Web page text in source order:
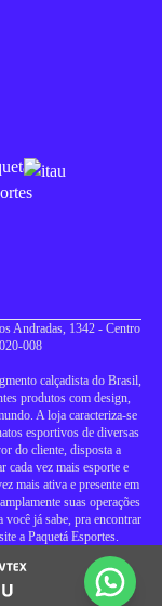
Andradas, 1342 - Centro
008
calçadista do Brasil,
produtos com design,
A loja caracteriza-se
esportivos de diversas
do cliente, disposta a
cada vez mais esporte e
mais ativa e presente em
suas operações
já sabe, pra encontrar
a Paquetá Esportes.